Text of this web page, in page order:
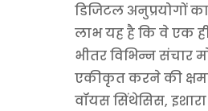
डिजिटल अनुप्रयोगों
लाभ यह है कि वे एक
भीतर विभिन्न संचार
एकीकृत करने की
वॉयस सिंथेसिस,